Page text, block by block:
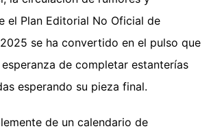
el Plan Editorial No Oficial de
se ha convertido en el pulso que
de completar estanterías
esperando su pieza final.
de un calendario de